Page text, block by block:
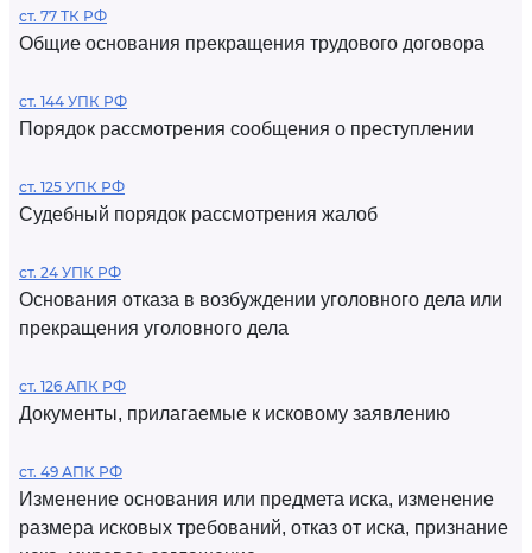
ст. 77 ТК РФ
Общие основания прекращения трудового договора
ст. 144 УПК РФ
Порядок рассмотрения сообщения о преступлении
ст. 125 УПК РФ
Судебный порядок рассмотрения жалоб
ст. 24 УПК РФ
Основания отказа в возбуждении уголовного дела или
прекращения уголовного дела
ст. 126 АПК РФ
Документы, прилагаемые к исковому заявлению
ст. 49 АПК РФ
Изменение основания или предмета иска, изменение
размера исковых требований, отказ от иска, признание